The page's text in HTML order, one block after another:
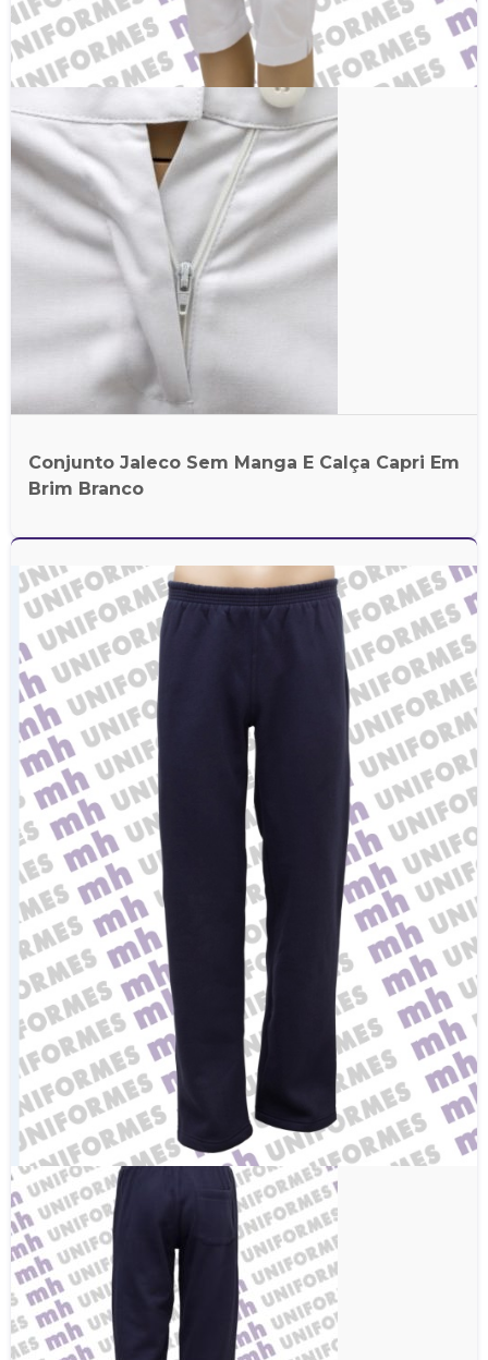
Conjunto Jaleco Sem Manga E Calça Capri Em
Brim Branco